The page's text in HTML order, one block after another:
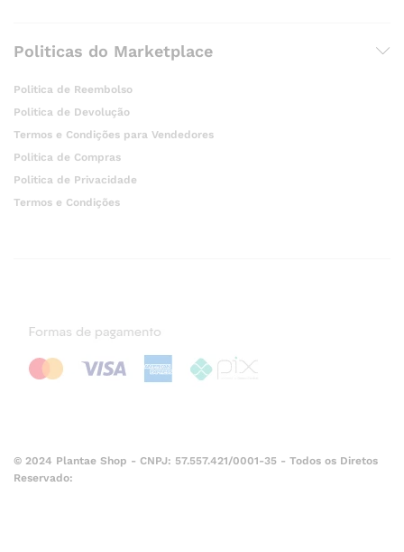
Politicas do Marketplace
Politica de Reembolso
Politica de Devolução
Termos e Condições para Vendedores
Politica de Compras
Politica de Privacidade
Termos e Condições
© 2024 Plantae Shop - CNPJ: 57.557.421/0001-35 - Todos os Diretos
Reservado: